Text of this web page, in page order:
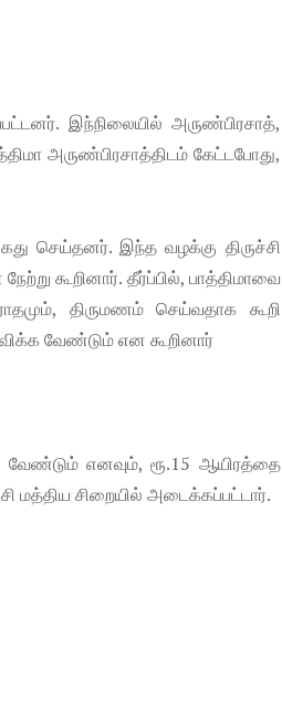
இந்நிலையில் அருண்பிரசாத்,
அருண்பிரசாத்திடம் கேட்டபோது,
செய்தனர். இந்த வழக்கு திருச்சி
கூறினார். தீர்ப்பில், பாத்திமாவை
திருமணம் செய்வதாக கூறி
வேண்டும் என கூறினார்
வேண்டும் எனவும், ரூ.15 ஆயிரத்தை
மத்திய சிறையில் அடைக்கப்பட்டார்.